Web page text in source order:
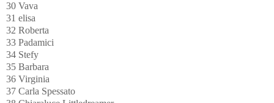
30 Vava
31 elisa
32 Roberta
33 Padamici
34 Stefy
35 Barbara
36 Virginia
37 Carla Spessato